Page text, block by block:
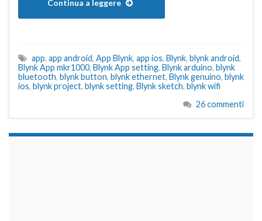
Continua a leggere
app, app android, App Blynk, app ios, Blynk, blynk android,
Blynk App mkr1000, Blynk App setting, Blynk arduino, blynk
bluetooth, blynk button, blynk ethernet, Blynk genuino, blynk
ios, blynk project, blynk setting, Blynk sketch, blynk wifi
26 commenti